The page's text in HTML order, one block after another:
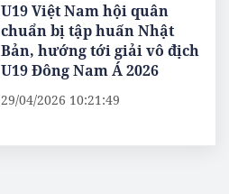
U19 Việt Nam hội quân
chuẩn bị tập huấn Nhật
Bản, hướng tới giải vô địch
U19 Đông Nam Á 2026
29/04/2026 10:21:49